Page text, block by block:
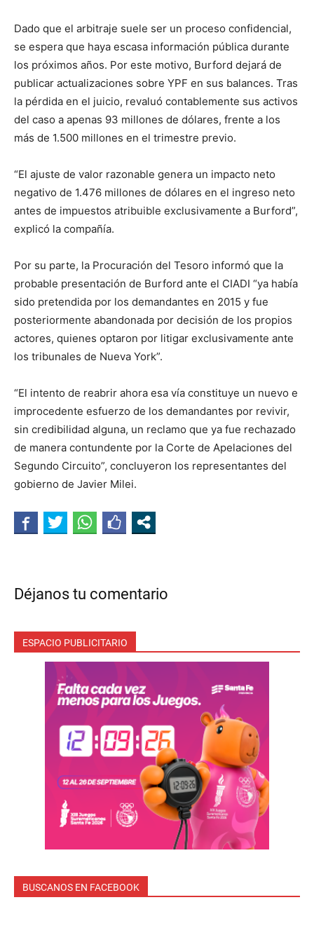
Dado que el arbitraje suele ser un proceso confidencial,
se espera que haya escasa información pública durante
los próximos años. Por este motivo, Burford dejará de
publicar actualizaciones sobre YPF en sus balances. Tras
la pérdida en el juicio, revaluó contablemente sus activos
del caso a apenas 93 millones de dólares, frente a los
más de 1.500 millones en el trimestre previo.
“El ajuste de valor razonable genera un impacto neto
negativo de 1.476 millones de dólares en el ingreso neto
antes de impuestos atribuible exclusivamente a Burford”,
explicó la compañía.
Por su parte, la Procuración del Tesoro informó que la
probable presentación de Burford ante el CIADI “ya había
sido pretendida por los demandantes en 2015 y fue
posteriormente abandonada por decisión de los propios
actores, quienes optaron por litigar exclusivamente ante
los tribunales de Nueva York”.
“El intento de reabrir ahora esa vía constituye un nuevo e
improcedente esfuerzo de los demandantes por revivir,
sin credibilidad alguna, un reclamo que ya fue rechazado
de manera contundente por la Corte de Apelaciones del
Segundo Circuito”, concluyeron los representantes del
gobierno de Javier Milei.
Déjanos tu comentario
ESPACIO PUBLICITARIO
BUSCANOS EN FACEBOOK